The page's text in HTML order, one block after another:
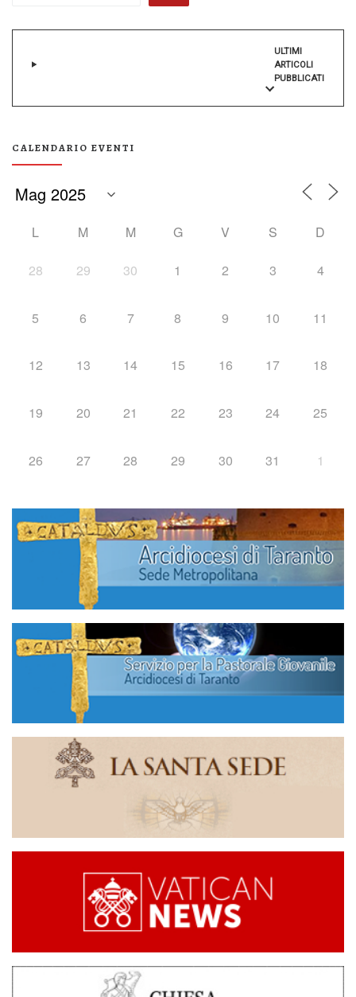
ULTIMI
ARTICOLI
PUBBLICATI
CALENDARIO EVENTI
L M M G V S D
28 29 30 1 2 3 4
5 6 7 8 9 10 11
12 13 14 15 16 17 18
19 20 21 22 23 24 25
26 27 28 29 30 31 1